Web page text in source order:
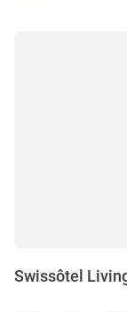
Swissôtel